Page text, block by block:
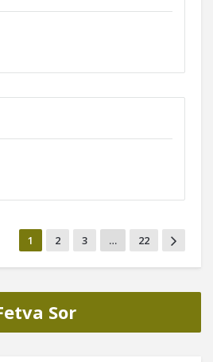
1 2 3 … 22
Sor